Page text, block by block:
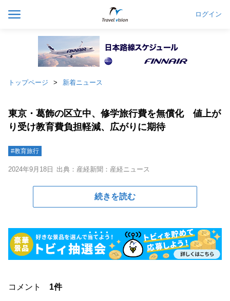
ログイン
トップページ 新着ニュース
東京・葛飾の区立中、修学旅行費を無償化 値上が
り受け教育費負担軽減、広がりに期待
#教育旅行
2024年9月18日 出典：産経新聞：産経ニュース
続きを読む
コメント 1件